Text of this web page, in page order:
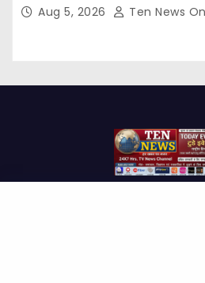
Aug 5, 2026 Ten News